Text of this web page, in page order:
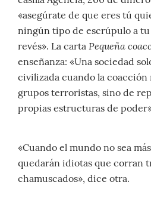
«asegúrate de que eres tú
ningún tipo de escrúpulo a tu
revés». La carta Pequeña
enseñanza: «Una sociedad
civilizada cuando la coacción
grupos terroristas, sino de
propias estructuras de
«Cuando el mundo no sea
quedarán idiotas que corran
chamuscados», dice otra.